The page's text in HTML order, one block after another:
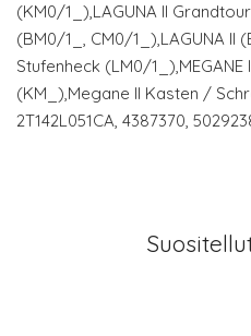
(KM0/1_),LAGUNA II
(BM0/1_, CM0/1_),LAGUNA II
Stufenheck (LM0/
(KM_),Megane II Kasten /
2T142L051CA, 4387370,